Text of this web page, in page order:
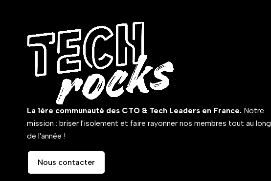
La 1ère communauté des CTO & Tech Leaders en France. Notre
mission : briser l'isolement et faire rayonner nos membres tout au long
de l'année !
Nous contacter